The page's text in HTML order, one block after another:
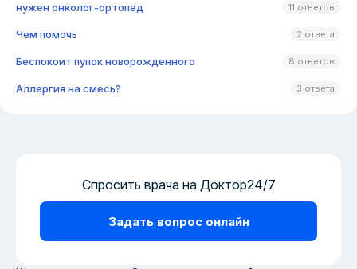
нужен онколог-ортопед 11 ответов
Чем помочь 2 ответа
Беспокоит пупок новорожденного 8 ответов
Аллергия на смесь? 3 ответа
Спросить врача на Доктор24/7
Задать вопрос онлайн